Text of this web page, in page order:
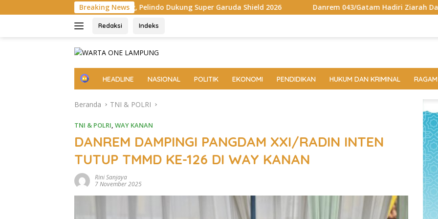
ke
Breaking News
Panjang, Pelindo Dukung Super Garuda Shield 2026 Danrem 043/Gatam Hadiri Ziarah Dan Bakti Kesehatan HUT
Redaksi Indeks
H
e
HEADLINE NASIONAL POLITIK EKONOMI PENDIDIKAN HUKUM DAN KRIMINAL RAGAM
Beranda TNI & POLRI
TNI & POLRI WAY KANAN
DANREM DAMPINGI PANGDAM XXI/RADIN INTEN
TUTUP TMMD KE-126 DI WAY KANAN
Rini Sanjaya
7 November 2025